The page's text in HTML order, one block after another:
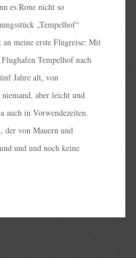
es Rone nicht so
„Tempelhof“
meine erste Flugreise: Mit
Tempelhof nach
Jahre alt, von
aber leicht und
auch in Vorwendezeiten.
der von Mauern und
und und noch keine